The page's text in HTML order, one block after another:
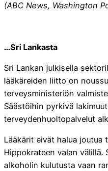
(ABC News, Washington
…Sri Lankasta
Sri Lankan julkisella
lääkäreiden liitto on
terveysministeriön
Säästöihin pyrkivä
terveydenhuoltopalvelut
Lääkärit eivät halua joutua
Hippokrateen valan välillä.
alkoholin kulutusta vaan